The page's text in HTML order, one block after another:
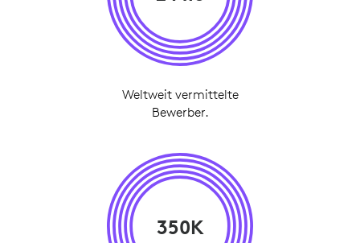
Weltweit vermittelte
Bewerber.
350K